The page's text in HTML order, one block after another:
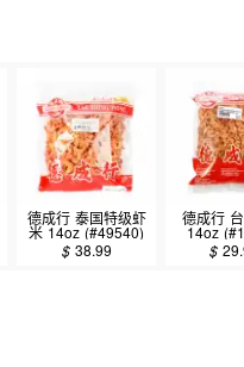
德成行 泰国特级虾
米 14oz (#49540)
$ 38.99
德成行
14oz
$